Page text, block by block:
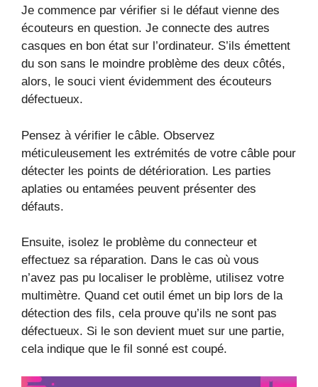
Je commence par vérifier si le défaut vienne des
écouteurs en question. Je connecte des autres
casques en bon état sur l’ordinateur. S’ils émettent
du son sans le moindre problème des deux côtés,
alors, le souci vient évidemment des écouteurs
défectueux.
Pensez à vérifier le câble. Observez
méticuleusement les extrémités de votre câble pour
détecter les points de détérioration. Les parties
aplaties ou entamées peuvent présenter des
défauts.
Ensuite, isolez le problème du connecteur et
effectuez sa réparation. Dans le cas où vous
n’avez pas pu localiser le problème, utilisez votre
multimètre. Quand cet outil émet un bip lors de la
détection des fils, cela prouve qu’ils ne sont pas
défectueux. Si le son devient muet sur une partie,
cela indique que le fil sonné est coupé.